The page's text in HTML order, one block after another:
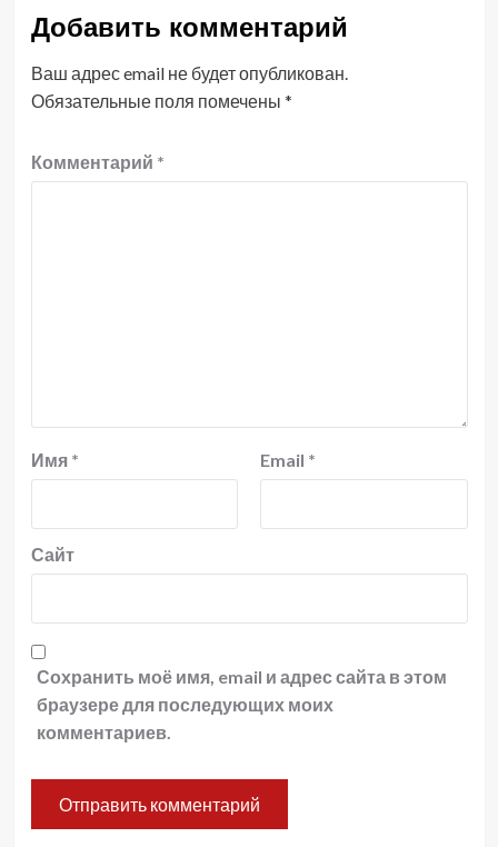
Добавить комментарий
Ваш адрес email не будет опубликован.
Обязательные поля помечены *
Комментарий *
Имя * Email *
Сайт
Сохранить моё имя, email и адрес сайта в этом
браузере для последующих моих
комментариев.